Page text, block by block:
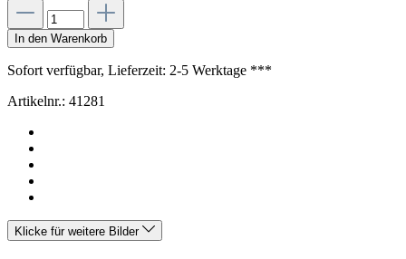
In den Warenkorb
Sofort verfügbar, Lieferzeit: 2-5 Werktage ***
Artikelnr.: 41281
Klicke für weitere Bilder